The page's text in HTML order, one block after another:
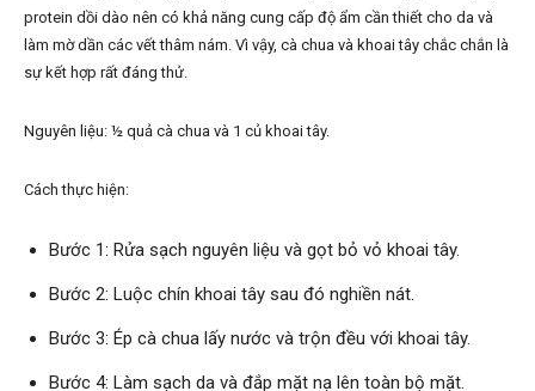
protein dồi dào nên có khả năng cung cấp độ ẩm cần thiết cho da và
làm mờ dần các vết thâm nám. Vì vậy, cà chua và khoai tây chắc chắn là
sự kết hợp rất đáng thử.
Nguyên liệu: ½ quả cà chua và 1 củ khoai tây.
Cách thực hiện:
Bước 1: Rửa sạch nguyên liệu và gọt bỏ vỏ khoai tây.
Bước 2: Luộc chín khoai tây sau đó nghiền nát.
Bước 3: Ép cà chua lấy nước và trộn đều với khoai tây.
Bước 4: Làm sạch da và đắp mặt nạ lên toàn bộ mặt.